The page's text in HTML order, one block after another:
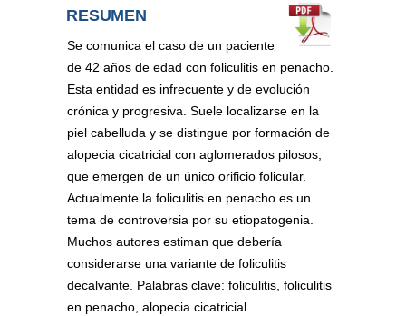
RESUMEN
Se comunica el caso de un paciente
de 42 años de edad con foliculitis en penacho.
Esta entidad es infrecuente y de evolución
crónica y progresiva. Suele localizarse en la
piel cabelluda y se distingue por formación de
alopecia cicatricial con aglomerados pilosos,
que emergen de un único orificio folicular.
Actualmente la foliculitis en penacho es un
tema de controversia por su etiopatogenia.
Muchos autores estiman que debería
considerarse una variante de foliculitis
decalvante. Palabras clave: foliculitis, foliculitis
en penacho, alopecia cicatricial.